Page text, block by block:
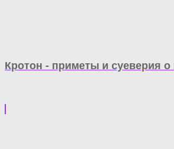
Кротон - приметы и суеверия о